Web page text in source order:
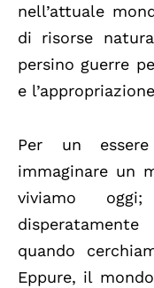
nell’attuale
di risorse
persino guerre
e
Per un
immaginare un
viviamo oggi;
quando
Eppure, il